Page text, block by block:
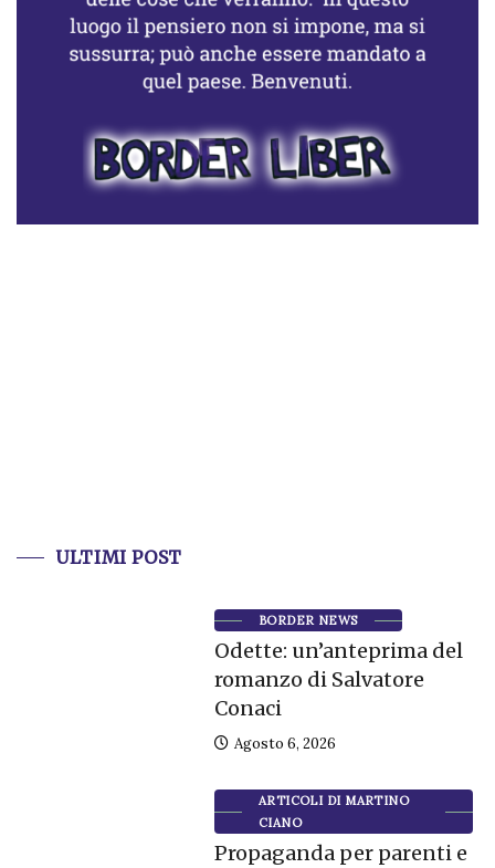
ULTIMI POST
BORDER NEWS
Odette: un’anteprima del
romanzo di Salvatore
Conaci
Agosto 6, 2026
ARTICOLI DI MARTINO
CIANO
Propaganda per parenti e